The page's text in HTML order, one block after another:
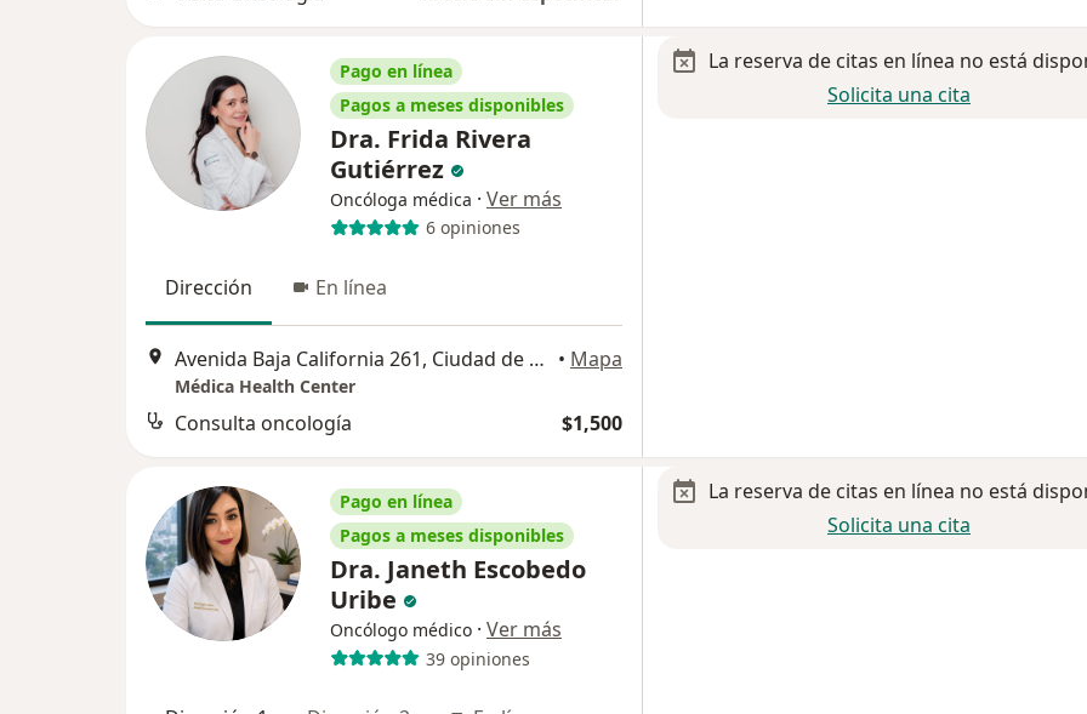
Pago en línea
Pagos a meses disponibles
Dra. Frida Rivera
Gutiérrez
Oncóloga médica · Ver más
6 opiniones
Dirección En línea
Avenida Baja California 261, Ciudad de México • Mapa
Médica Health Center
Consulta oncología $1,500
La reserva de citas en línea no está
Solicita una cita
Pago en línea
Pagos a meses disponibles
Dra. Janeth Escobedo
Uribe
Oncólogo médico · Ver más
39 opiniones
La reserva de citas en línea no está
Solicita una cita